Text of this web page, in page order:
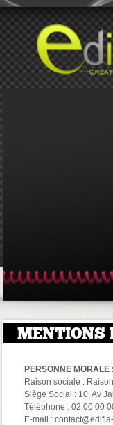
MENTIONS
PERSONNE MORALE :
Raison sociale :
Siège Social : 10, Av
Téléphone : 02 00 00
E-mail :